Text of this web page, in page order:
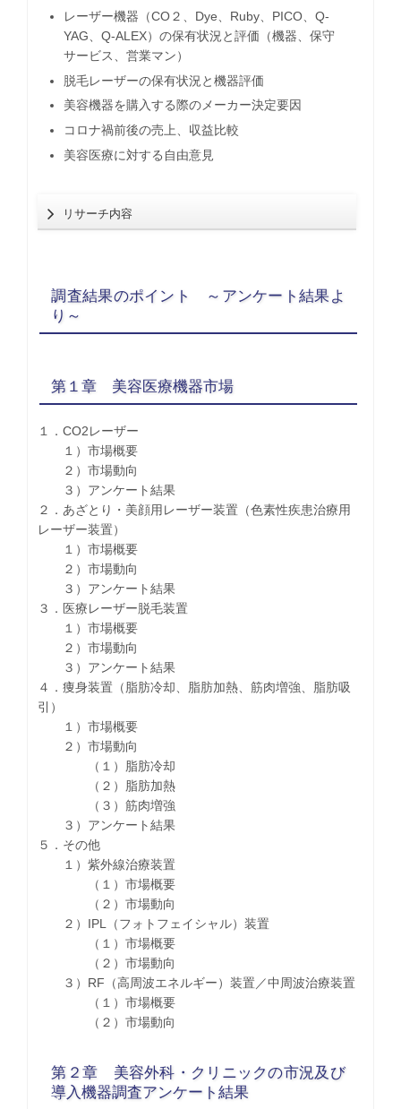
レーザー機器（CO２、Dye、Ruby、PICO、Q-
YAG、Q-ALEX）の保有状況と評価（機器、保守
サービス、営業マン）
脱毛レーザーの保有状況と機器評価
美容機器を購入する際のメーカー決定要因
コロナ禍前後の売上、収益比較
美容医療に対する自由意見
リサーチ内容
調査結果のポイント ～アンケート結果よ
り～
第１章 美容医療機器市場
１．CO2レーザー
１）市場概要
２）市場動向
３）アンケート結果
２．あざとり・美顔用レーザー装置（色素性疾患治療用
レーザー装置）
１）市場概要
２）市場動向
３）アンケート結果
３．医療レーザー脱毛装置
１）市場概要
２）市場動向
３）アンケート結果
４．痩身装置（脂肪冷却、脂肪加熱、筋肉増強、脂肪吸
引）
１）市場概要
２）市場動向
（１）脂肪冷却
（２）脂肪加熱
（３）筋肉増強
３）アンケート結果
５．その他
１）紫外線治療装置
（１）市場概要
（２）市場動向
２）IPL（フォトフェイシャル）装置
（１）市場概要
（２）市場動向
３）RF（高周波エネルギー）装置／中周波治療装置
（１）市場概要
（２）市場動向
第２章 美容外科・クリニックの市況及び
導入機器調査アンケート結果